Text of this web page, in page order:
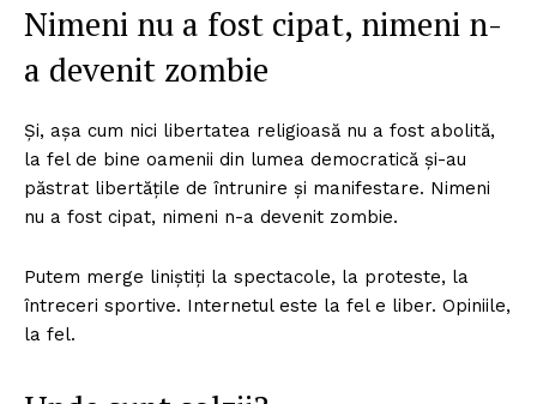
Nimeni nu a fost cipat, nimeni n-
a devenit zombie
Și, așa cum nici libertatea religioasă nu a fost abolită,
la fel de bine oamenii din lumea democratică și-au
păstrat libertățile de întrunire și manifestare. Nimeni
nu a fost cipat, nimeni n-a devenit zombie.
Putem merge liniștiți la spectacole, la proteste, la
întreceri sportive. Internetul este la fel e liber. Opiniile,
la fel.